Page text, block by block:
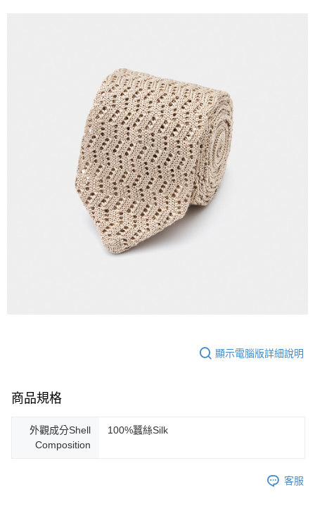
購買商品的店家。未經商家同意取消之訂單仍視為有效，需透過AFTEE先享
※ 交易是否成功請以「AFTEE先享後付 」之結帳頁面顯示為準，若有關於
是否繳費成功／繳費後需取消欲退款等相關疑問，請聯繫「AFTEE先享後付
https://netprotections.freshdesk.com/support/home
１．透過由恩沛科技股份有限公司提供之「AFTEE先享後付」服務完成之交
易，需依本服務之必要範圍內提供個人資料，並將交易相關給付款項請求債
權轉讓予恩沛科技股份有限公司。
２．關於個人資料處理事宜，請瀏覽以下網址：
https://aftee.tw/terms/#terms3
３．未成年的使用者請事先徵得法定代理人或監護人之同意方可使用
「AFTEE先享後付」，若未經同意申辦者引起之損失，本公司不負相關責
４．使用「AFTEE先享後付」時，將依據個別帳號之用戶狀況，依本公司即
顯示電腦版詳細說明
商品規格
外觀成分Shell
Composition
100%蠶絲Silk
客服